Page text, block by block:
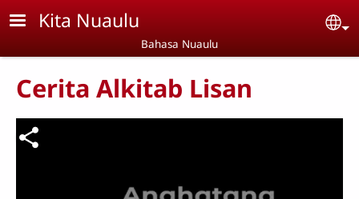
Skip to main content
Kita Nuaulu
Bahasa Nuaulu
Cerita Alkitab Lisan
Berkas video